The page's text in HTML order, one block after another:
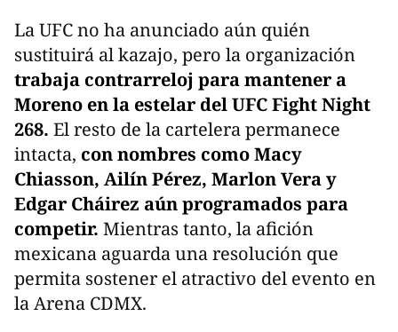
La UFC no ha anunciado aún quién
sustituirá al kazajo, pero la organización
trabaja contrarreloj para mantener a
Moreno en la estelar del UFC Fight Night
268. El resto de la cartelera permanece
intacta, con nombres como Macy
Chiasson, Ailín Pérez, Marlon Vera y
Edgar Cháirez aún programados para
competir. Mientras tanto, la afición
mexicana aguarda una resolución que
permita sostener el atractivo del evento en
la Arena CDMX.